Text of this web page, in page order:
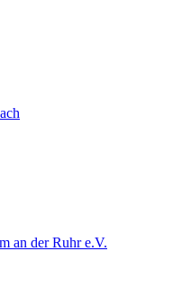
an der Ruhr e.V.